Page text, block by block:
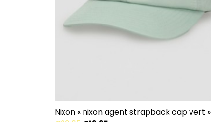
Nixon « nixon agent strapback cap vert »